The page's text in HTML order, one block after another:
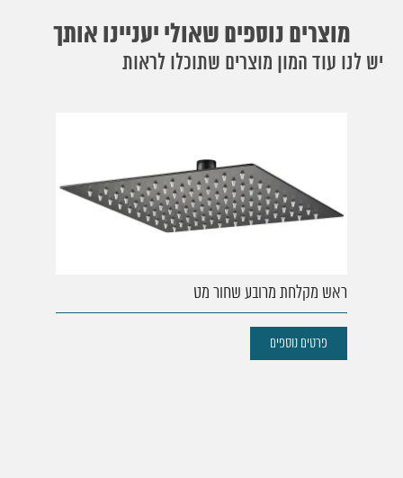
מוצרים נוספים שאולי יעניינו אותך
יש לנו עוד המון מוצרים שתוכלו לראות
ראש מקלחת מרובע שחור מט
פרטים נוספים